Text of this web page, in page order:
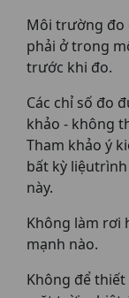
Môi trường đo
phải ở trong
trước khi đo.
Các chỉ số đo
khảo - không
Tham khảo ý
bất kỳ
này.
Không làm rơi
mạnh nào.
Không để